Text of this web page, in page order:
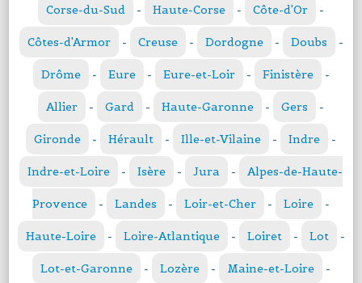
Corse-du-Sud - Haute-Corse - Côte-d'Or -
Côtes-d'Armor - Creuse - Dordogne - Doubs -
Drôme - Eure - Eure-et-Loir - Finistère -
Allier - Gard - Haute-Garonne - Gers -
Gironde - Hérault - Ille-et-Vilaine - Indre -
Indre-et-Loire - Isère - Jura - Alpes-de-Haute-
Provence - Landes - Loir-et-Cher - Loire -
Haute-Loire - Loire-Atlantique - Loiret - Lot -
Lot-et-Garonne - Lozère - Maine-et-Loire -